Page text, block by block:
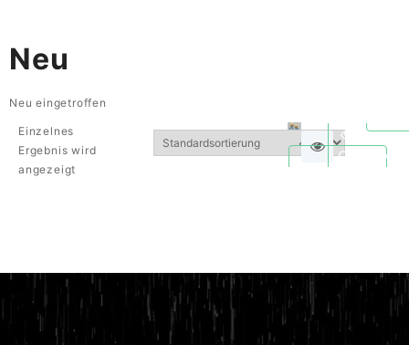
Neu
Neu eingetroffen
Einzelnes
Ergebnis wird
angezeigt